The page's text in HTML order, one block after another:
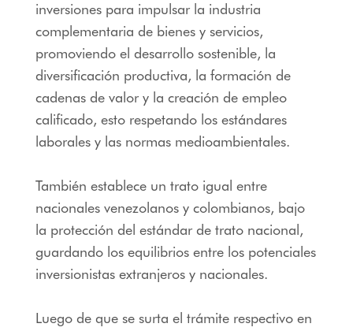
inversiones para impulsar la industria
complementaria de bienes y servicios,
promoviendo el desarrollo sostenible, la
diversificación productiva, la formación de
cadenas de valor y la creación de empleo
calificado, esto respetando los estándares
laborales y las normas medioambientales.
También establece un trato igual entre
nacionales venezolanos y colombianos, bajo
la protección del estándar de trato nacional,
guardando los equilibrios entre los potenciales
inversionistas extranjeros y nacionales.
Luego de que se surta el trámite respectivo en